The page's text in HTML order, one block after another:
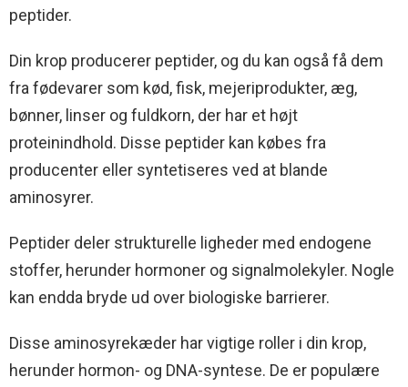
peptider.
Din krop producerer peptider, og du kan også få dem
fra fødevarer som kød, fisk, mejeriprodukter, æg,
bønner, linser og fuldkorn, der har et højt
proteinindhold. Disse peptider kan købes fra
producenter eller syntetiseres ved at blande
aminosyrer.
Peptider deler strukturelle ligheder med endogene
stoffer, herunder hormoner og signalmolekyler. Nogle
kan endda bryde ud over biologiske barrierer.
Disse aminosyrekæder har vigtige roller i din krop,
herunder hormon- og DNA-syntese. De er populære